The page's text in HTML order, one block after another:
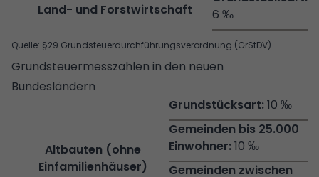
Quelle: §29 Grundsteuerdurchführungsverordnung (GrStDV)
Land- und Forstwirtschaft 6 ‰
Grundsteuermesszahlen in den neuen
Bundesländern
Altbauten (ohne
Einfamilienhäuser)
10 ‰
10 ‰